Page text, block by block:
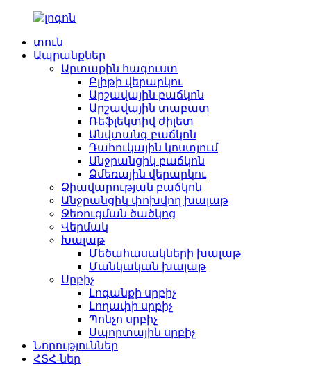
տուն
Ապրանքներ
Արտաքին հագուստ
Բլիթի վերարկու
Արշավային բաճկոն
Արշավային տաբատ
Ռեֆլեկտիվ ժիլետ
Անվտանգ բաճկոն
Դահուկային կոստյում
Անջրանցիկ բաճկոն
Ձմեռային վերարկու
Ձիավարության բաճկոն
Անջրանցիկ փոխվող խալաթ
Ջեռուցման ծածկոց
Վերմակ
Խալաթ
Մեծահասակների խալաթ
Մանկական խալաթ
Սրբիչ
Լոգանքի սրբիչ
Լողափի սրբիչ
Պոնչո սրբիչ
Սպորտային սրբիչ
Նորություններ
ՀՏՀ-ներ